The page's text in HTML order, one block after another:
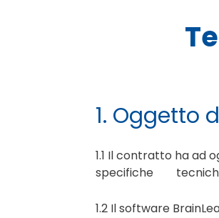
1. Oggetto
1.1 Il contratto ha ad
specifiche tecniche
1.2 Il software